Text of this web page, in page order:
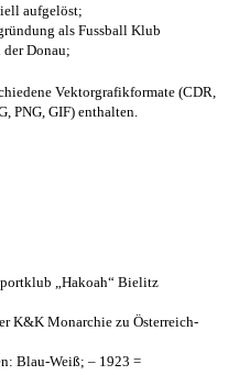
aufgelöst;
als Fussball Klub
Donau;
Vektorgrafikformate (CDR,
PNG, GIF) enthalten.
„Hakoah“ Bielitz
K&K Monarchie zu Österreich-
Blau-Weiß; – 1923 =